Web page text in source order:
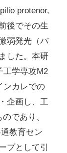
protenor,
後でその生
弱発光（バ
した。本研
工学専攻M2
ンカレでの
企画し、工
であり、
教育セン
プとして引